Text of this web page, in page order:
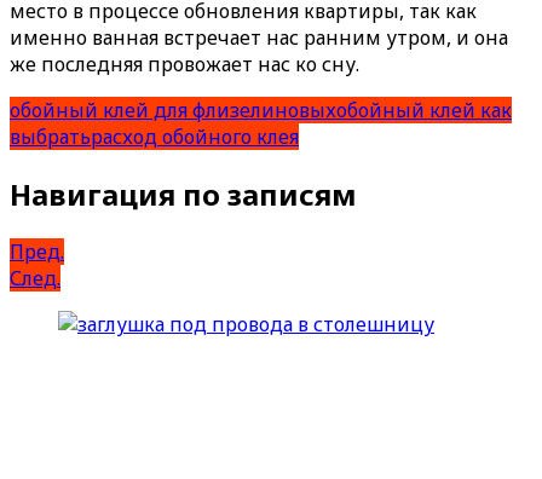
место в процессе обновления квартиры, так как
именно ванная встречает нас ранним утром, и она
же последняя провожает нас ко сну.
обойный клей для флизелиновыхобойный клей как
выбратьрасход обойного клея
Навигация по записям
Пред.
След.